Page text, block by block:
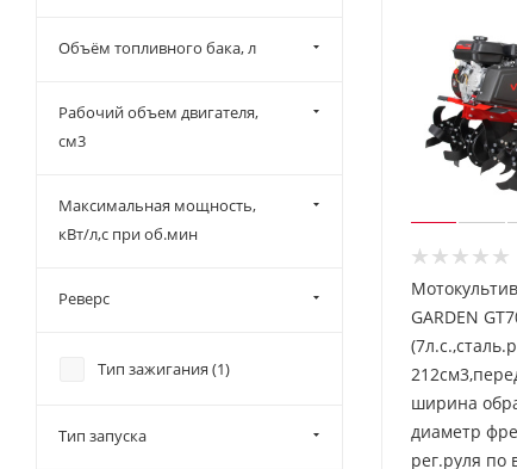
GARDEN
ширина
диаметр
рег.руля по
Объём топливного бака, л
Рабочий объем двигателя,
см3
Максимальная мощность,
кВт/л,с при об.мин
Реверс
Тип зажигания (1)
Тип запуска